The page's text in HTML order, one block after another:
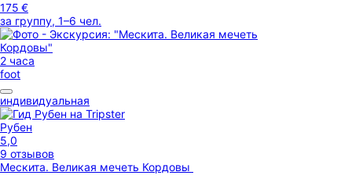
175 €
за группу, 1–6 чел.
2 часа
foot
индивидуальная
Рубен
5,0
9 отзывов
Мескита. Великая мечеть Кордовы